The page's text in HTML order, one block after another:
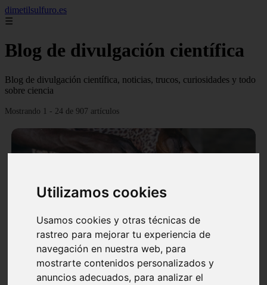
Utilizamos cookies
Usamos cookies y otras técnicas de
rastreo para mejorar tu experiencia de
navegación en nuestra web, para
mostrarte contenidos personalizados y
anuncios adecuados, para analizar el
dimetilsulfuro.es
☰
Blog de divulgación científica
Blog de divulgación científica, noticias, trucos, curiosidades y todo
sobre ciencia
Mostrando 1 - 24 de 907 artículos
En África harán lo que parecía imposible: Utilizarán
moléculas de agua para cocinar sus alimentos